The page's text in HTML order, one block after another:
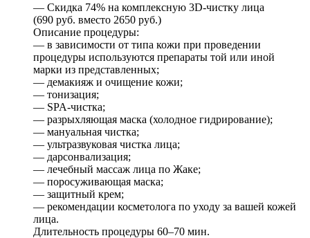
— Скидка 74% на комплексную 3D-чистку лица
(690 руб. вместо 2650 руб.)
Описание процедуры:
— в зависимости от типа кожи при проведении
процедуры используются препараты той или иной
марки из представленных;
— демакияж и очищение кожи;
— тонизация;
— SPA-чистка;
— разрыхляющая маска (холодное гидрирование);
— мануальная чистка;
— ультразвуковая чистка лица;
— дарсонвализация;
— лечебный массаж лица по Жаке;
— поросуживающая маска;
— защитный крем;
— рекомендации косметолога по уходу за вашей кожей
лица.
Длительность процедуры 60–70 мин.